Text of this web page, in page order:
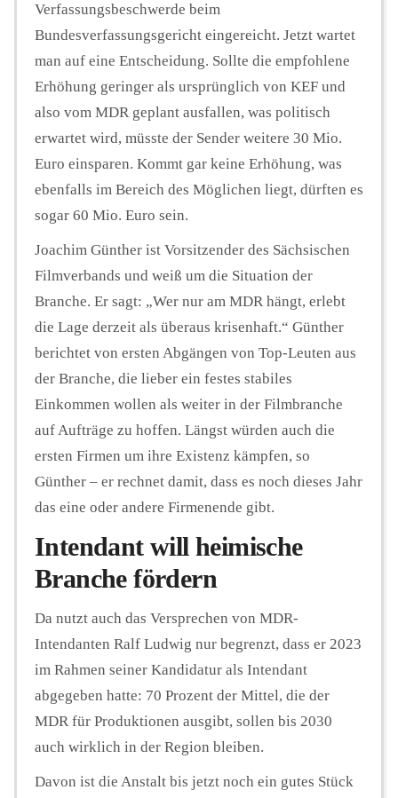
Verfassungsbeschwerde beim
Bundesverfassungsgericht eingereicht. Jetzt wartet
man auf eine Entscheidung. Sollte die empfohlene
Erhöhung geringer als ursprünglich von KEF und
also vom MDR geplant ausfallen, was politisch
erwartet wird, müsste der Sender weitere 30 Mio.
Euro einsparen. Kommt gar keine Erhöhung, was
ebenfalls im Bereich des Möglichen liegt, dürften es
sogar 60 Mio. Euro sein.
Joachim Günther ist Vorsitzender des Sächsischen
Filmverbands und weiß um die Situation der
Branche. Er sagt: „Wer nur am MDR hängt, erlebt
die Lage derzeit als überaus krisenhaft.“ Günther
berichtet von ersten Abgängen von Top-Leuten aus
der Branche, die lieber ein festes stabiles
Einkommen wollen als weiter in der Filmbranche
auf Aufträge zu hoffen. Längst würden auch die
ersten Firmen um ihre Existenz kämpfen, so
Günther – er rechnet damit, dass es noch dieses Jahr
das eine oder andere Firmenende gibt.
Intendant will heimische
Branche fördern
Da nutzt auch das Versprechen von MDR-
Intendanten Ralf Ludwig nur begrenzt, dass er 2023
im Rahmen seiner Kandidatur als Intendant
abgegeben hatte: 70 Prozent der Mittel, die der
MDR für Produktionen ausgibt, sollen bis 2030
auch wirklich in der Region bleiben.
Davon ist die Anstalt bis jetzt noch ein gutes Stück